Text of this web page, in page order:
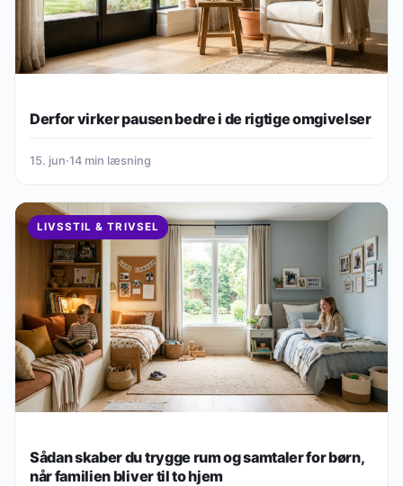
Derfor virker pausen bedre i de rigtige omgivelser
15. jun·14 min læsning
LIVSSTIL & TRIVSEL
Sådan skaber du trygge rum og samtaler for børn,
når familien bliver til to hjem